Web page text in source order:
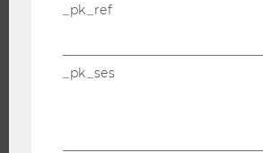
EVENTS ARCHIV
_pk_ref
_pk_ses